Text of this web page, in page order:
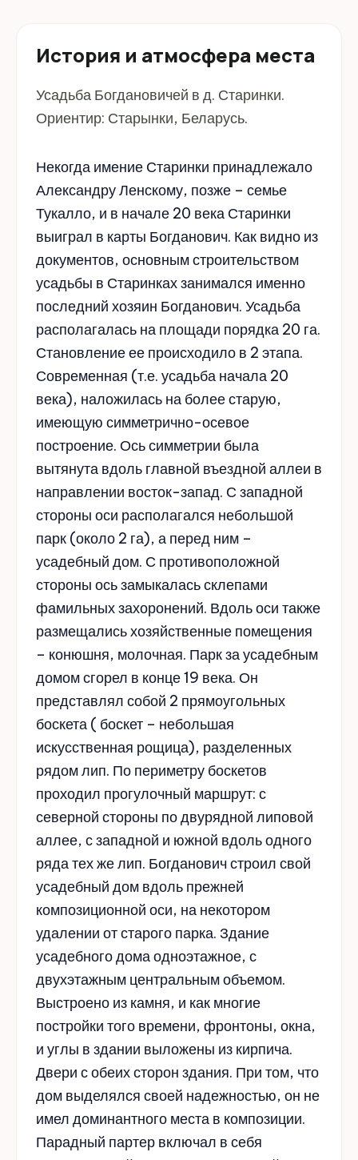
История и атмосфера места
Усадьба Богдановичей в д. Старинки.
Ориентир: Старынки, Беларусь.
Некогда имение Старинки принадлежало
Александру Ленскому, позже – семье
Тукалло, и в начале 20 века Старинки
выиграл в карты Богданович. Как видно из
документов, основным строительством
усадьбы в Старинках занимался именно
последний хозяин Богданович. Усадьба
располагалась на площади порядка 20 га.
Становление ее происходило в 2 этапа.
Современная (т.е. усадьба начала 20
века), наложилась на более старую,
имеющую симметрично-осевое
построение. Ось симметрии была
вытянута вдоль главной въездной аллеи в
направлении восток-запад. С западной
стороны оси располагался небольшой
парк (около 2 га), а перед ним –
усадебный дом. С противоположной
стороны ось замыкалась склепами
фамильных захоронений. Вдоль оси также
размещались хозяйственные помещения
– конюшня, молочная. Парк за усадебным
домом сгорел в конце 19 века. Он
представлял собой 2 прямоугольных
боскета ( боскет – небольшая
искусственная рощица), разделенных
рядом лип. По периметру боскетов
проходил прогулочный маршрут: с
северной стороны по двурядной липовой
аллее, с западной и южной вдоль одного
ряда тех же лип. Богданович строил свой
усадебный дом вдоль прежней
композиционной оси, на некотором
удалении от старого парка. Здание
усадебного дома одноэтажное, с
двухэтажным центральным объемом.
Выстроено из камня, и как многие
постройки того времени, фронтоны, окна,
и углы в здании выложены из кирпича.
Двери с обеих сторон здания. При том, что
дом выделялся своей надежностью, он не
имел доминантного места в композиции.
Парадный партер включал в себя